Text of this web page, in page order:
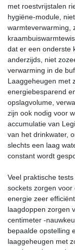
met roestvrijstalen
hygiëne-module,
warmteverwarming,
dat er een onderste
anderzijds, niet
verwarming in de
Laaggeheugen met
energiebesparend
opslagvolume,
zijn ook nodig voor
accumulatie van
van het drinkwater,
slechts een laag
constant wordt
Veel praktische
sockets zorgen
energie zeer
laagdoppen zorgen
centimeter -
bepaalde opstelling
laaggeheugen met